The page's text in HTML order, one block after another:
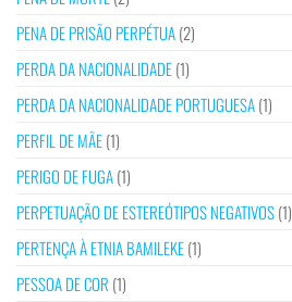
PENA DE PRISÃO PERPÉTUA(2)
PERDA DA NACIONALIDADE(1)
PERDA DA NACIONALIDADE PORTUGUESA(1)
PERFIL DE MÃE(1)
PERIGO DE FUGA(1)
PERPETUAÇÃO DE ESTEREÓTIPOS NEGATIVOS(1)
PERTENÇA À ETNIA BAMILEKE(1)
PESSOA DE COR (1)